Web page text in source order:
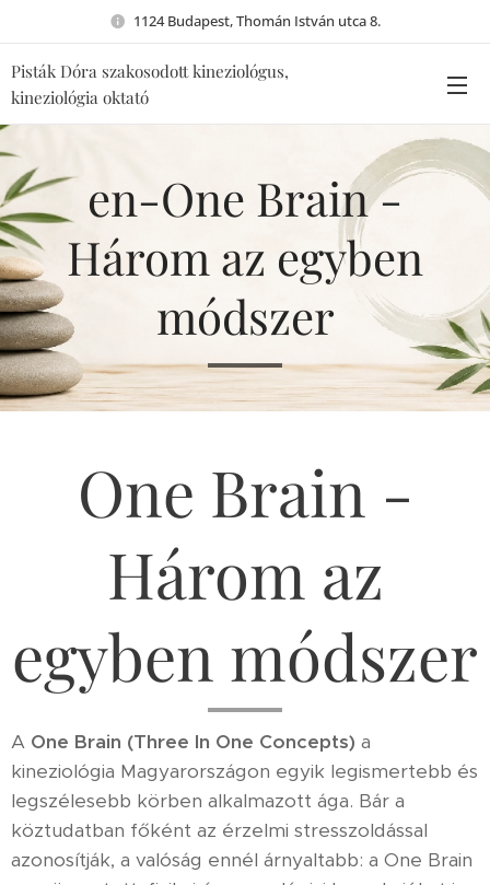
1124 Budapest, Thomán István utca 8.
Pisták Dóra szakosodott kineziológus,
kineziológia oktató
en-One Brain -
Három az egyben
módszer
One Brain -
Három az
egyben módszer
A One Brain (Three In One Concepts) a
kineziológia Magyarországon egyik legismertebb és
legszélesebb körben alkalmazott ága. Bár a
köztudatban főként az érzelmi stresszoldással
azonosítják, a valóság ennél árnyaltabb: a One Brain